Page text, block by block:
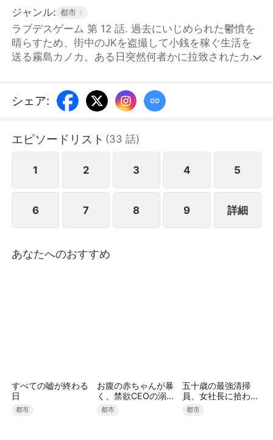
ジャンル: 都市
ラブデスゲーム 第 12 話. 過去にいじめられた鬱憤を
晴らすため、街中のJKを盗撮して小銭を稼ぐ生活を
送る霧島カノカ。ある日突然何者かに拉致されたカノ
ノカが目にしたのは、老人を寝たきりにしたひったく
り犯、麻薬販売に手を染めるコスプレ女、整形に
パス…一癖も二癖もある“社会のクズ”の参加者たち。
敗者は自身の闇を暴かれ、次々と“断罪”されていく。
この『ラブデスゲーム』を勝ち残るのは一体誰なの
デスゲームが幕を開ける――！！
シェア:
エピソードリスト (33 話)
1 2 3 4 5
6 7 8 9 詳細
あなたへのおすすめ
すべての嘘が終わる
日
都市
お腹の赤ちゃんが暴
く、禁欲CEOの溺愛
本性（吹き替え）
都市
五十歳の最強清掃
員、女社長に拾われ
ました（吹き替え）
都市